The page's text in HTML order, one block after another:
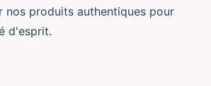
nos produits authentiques pour
d'esprit.